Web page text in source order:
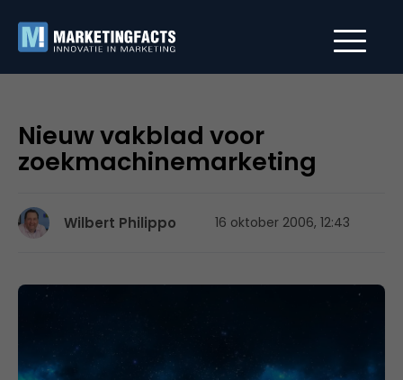
Nieuw vakblad voor
zoekmachinemarketing
Wilbert Philippo 16 oktober 2006, 12:43